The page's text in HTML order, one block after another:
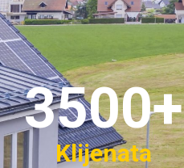
3500+
Klijenata